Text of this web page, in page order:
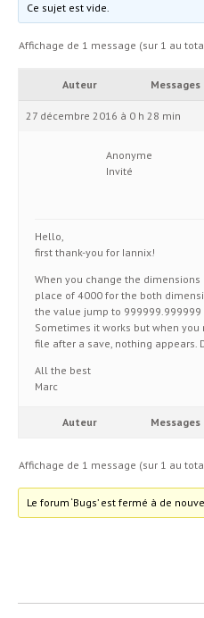
Ce sujet est vide.
Affichage de 1 message (sur 1 au
Auteur Messages
27 décembre 2016 à 0 h 28 min
Anonyme
Invité
Hello,
first thank-you for Iannix!
When you change the dimensions
place of 4000 for the both
the value jump to
Sometimes it works but when you
file after a save, nothing appears.
All the best
Marc
Auteur Messages
Affichage de 1 message (sur 1 au
Le forum ‘Bugs’ est fermé à de